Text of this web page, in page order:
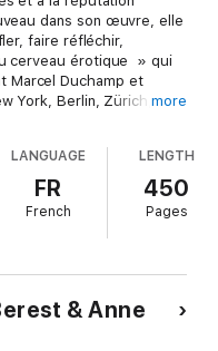
dans son œuvre, elle
faire réfléchir,
cerveau érotique » qui
Marcel Duchamp et
York, Berlin, Zürich,
Ce livre nous transporte
les codes de la beauté
petites-filles de Gabriële
more
LANGUAGE
FR
French
LENGTH
450
Pages
& Anne